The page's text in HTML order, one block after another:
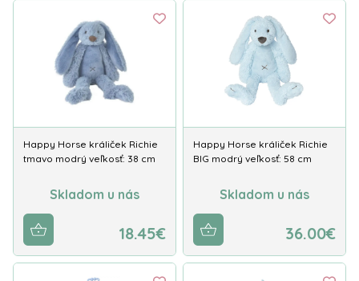
Happy Horse králiček Richie
tmavo modrý veľkosť: 38 cm
Skladom u nás
18.45€
Happy Horse králiček Richie
BIG modrý veľkosť: 58 cm
Skladom u nás
36.00€